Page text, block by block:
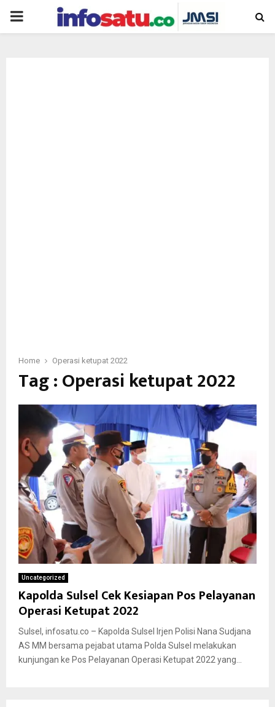
PRIMARY
Home Operasi ketupat 2022
Tag : Operasi ketupat 2022
Uncategorized
Kapolda Sulsel Cek Kesiapan Pos Pelayanan
Operasi Ketupat 2022
Sulsel, infosatu.co – Kapolda Sulsel Irjen Polisi Nana Sudjana
AS MM bersama pejabat utama Polda Sulsel melakukan
kunjungan ke Pos Pelayanan Operasi Ketupat 2022 yang...